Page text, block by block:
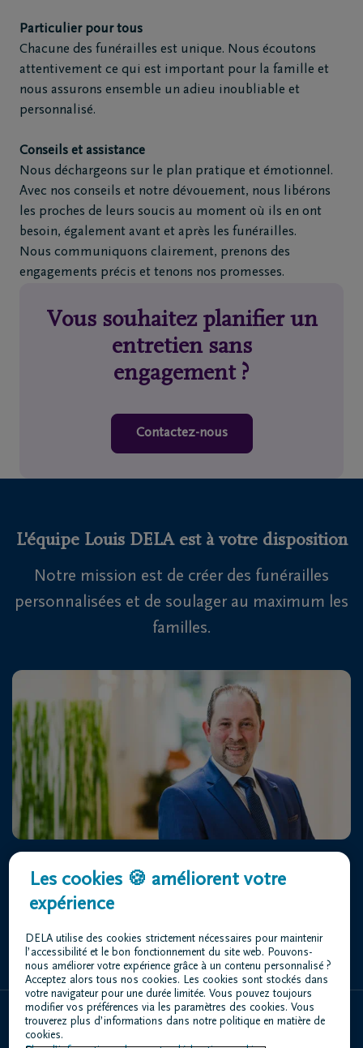
66
Beaufays
Particulier pour tous
Chacune des funérailles est unique. Nous écoutons
attentivement ce qui est important pour la famille et
nous assurons ensemble un adieu inoubliable et
personnalisé.
Conseils et assistance
Nous déchargeons sur le plan pratique et émotionnel.
Avec nos conseils et notre dévouement, nous libérons
les proches de leurs soucis au moment où ils en ont
besoin, également avant et après les funérailles.
Nous communiquons clairement, prenons des
engagements précis et tenons nos promesses.
Vous souhaitez planifier un
entretien sans
engagement ?
Contactez-nous
L'équipe Louis DELA est à votre disposition
Notre mission est de créer des funérailles
personnalisées et de soulager au maximum les
familles.
Rue Toussaint Gerkens 2 4052 Beaufays
+32 4 368 66 66
Les cookies 🍪 améliorent votre
expérience
DELA utilise des cookies strictement nécessaires pour maintenir
l’accessibilité et le bon fonctionnement du site web. Pouvons-
nous améliorer votre expérience grâce à un contenu personnalisé ?
Acceptez alors tous nos cookies. Les cookies sont stockés dans
votre navigateur pour une durée limitée. Vous pouvez toujours
modifier vos préférences via les paramètres des cookies. Vous
trouverez plus d’informations dans notre politique en matière de
cookies.